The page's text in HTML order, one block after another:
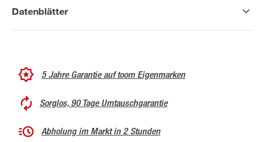
Datenblätter
5 Jahre Garantie auf toom Eigenmarken
Sorglos, 90 Tage Umtauschgarantie
Abholung im Markt in 2 Stunden